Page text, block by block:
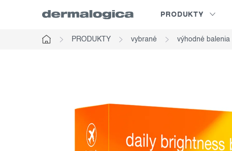
PRODUKTY
PRODUKTY vybrané výhodné balenia